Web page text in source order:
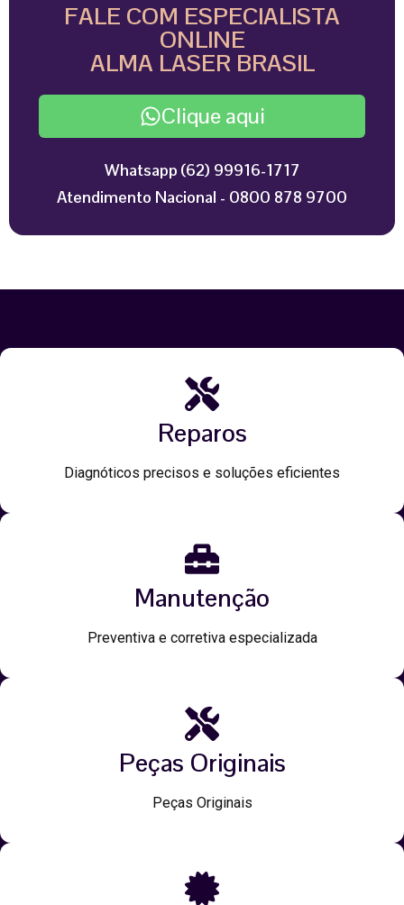
FALE COM ESPECIALISTA
ONLINE
ALMA LASER BRASIL
Clique aqui
Whatsapp (62) 99916-1717
Atendimento Nacional - 0800 878 9700
Reparos
Diagnóticos precisos e soluções eficientes
Manutenção
Preventiva e corretiva especializada
Peças Originais
Peças Originais